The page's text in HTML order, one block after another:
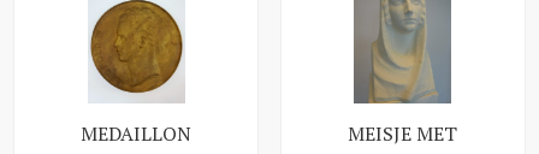
MEDAILLON
MEISJE MET